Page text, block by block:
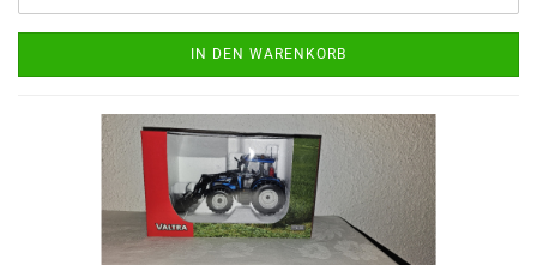
IN DEN WARENKORB